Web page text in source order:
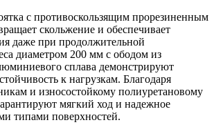
с противоскользящим прорезиненным
скольжение и обеспечивает
даже при продолжительной
диаметром 200 мм с ободом из
сплава демонстрируют
к нагрузкам. Благодаря
и износостойкому полиуретановому
мягкий ход и надежное
типами поверхностей.